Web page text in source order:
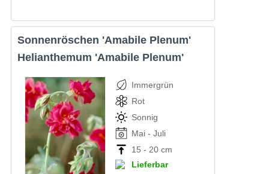
Sonnenröschen 'Amabile Plenum'
Helianthemum 'Amabile Plenum'
Immergrün
Rot
Sonnig
Mai - Juli
15 - 20 cm
Lieferbar